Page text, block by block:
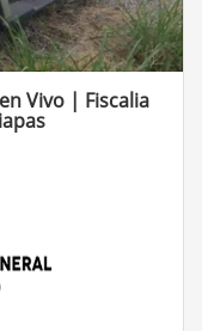
Vivo | Fiscalia